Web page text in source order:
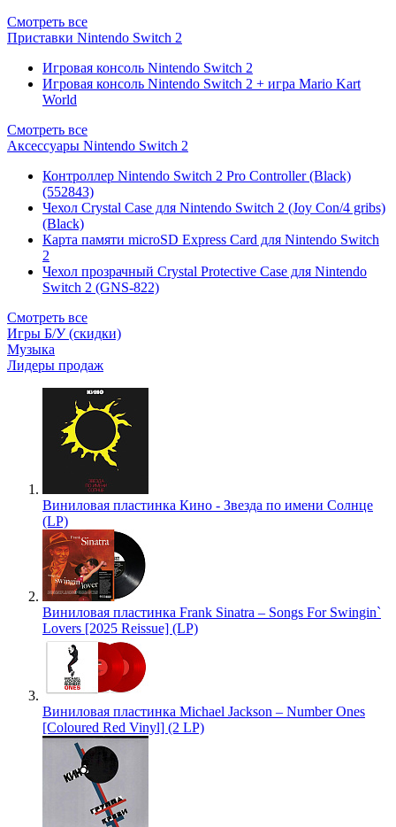
Смотреть все
Приставки Nintendo Switch 2
Игровая консоль Nintendo Switch 2
Игровая консоль Nintendo Switch 2 + игра Mario Kart
World
Смотреть все
Аксессуары Nintendo Switch 2
Контроллер Nintendo Switch 2 Pro Controller (Black)
(552843)
Чехол Сrystal Сase для Nintendo Switch 2 (Joy Con/4 gribs)
(Black)
Карта памяти microSD Express Card для Nintendo Switch
2
Чехол прозрачный Crystal Protective Case для Nintendo
Switch 2 (GNS-822)
Смотреть все
Игры Б/У (скидки)
Музыка
Лидеры продаж
Виниловая пластинка Кино - Звезда по имени Солнце
(LP)
Виниловая пластинка Frank Sinatra – Songs For Swingin`
Lovers [2025 Reissue] (LP)
Виниловая пластинка Michael Jackson – Number Ones
[Coloured Red Vinyl] (2 LP)